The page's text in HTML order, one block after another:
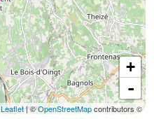
+
-
Leaflet| ©OpenStreetMapcontributors ©